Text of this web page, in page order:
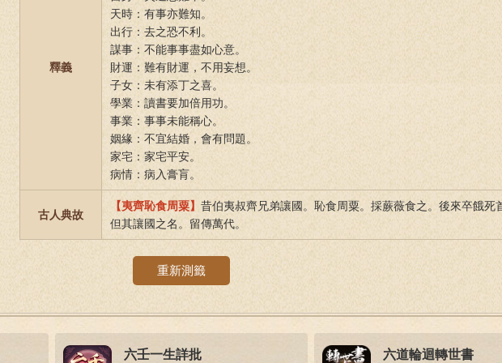
釋義
天時：有事亦難知。
出行：去之恐不利。
謀事：不能事事盡如心意。
財運：難有財運，不用妄想。
子女：未有添丁之喜。
學業：讀書要加倍用功。
事業：事事未能稱心。
姻緣：不宜結婚，會有問題。
家宅：家宅平安。
病情：病入膏肓。
古人典故
【夷齊恥食周粟】 昔伯夷叔齊兄弟讓國。恥食周粟。採蕨薇食之。後來卒餓死
但其讓國之名。留傳萬代。
重新測籤
六壬一生詳批 六道輪迴轉世書